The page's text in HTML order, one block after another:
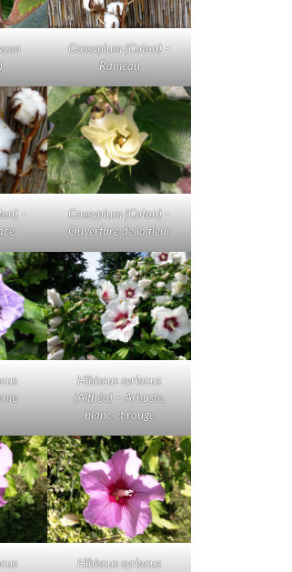
Gossypium (Coton) –
Rameau
–
Gossypium (Coton) –
Ouverture de la fleur
Hibiscus syriacus
(Althéa) – Arbuste,
blanc et rouge
Hibiscus syriacus